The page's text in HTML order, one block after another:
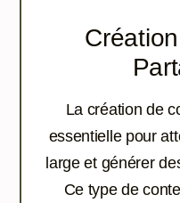
La création de
essentielle pour
large et générer
Ce type de